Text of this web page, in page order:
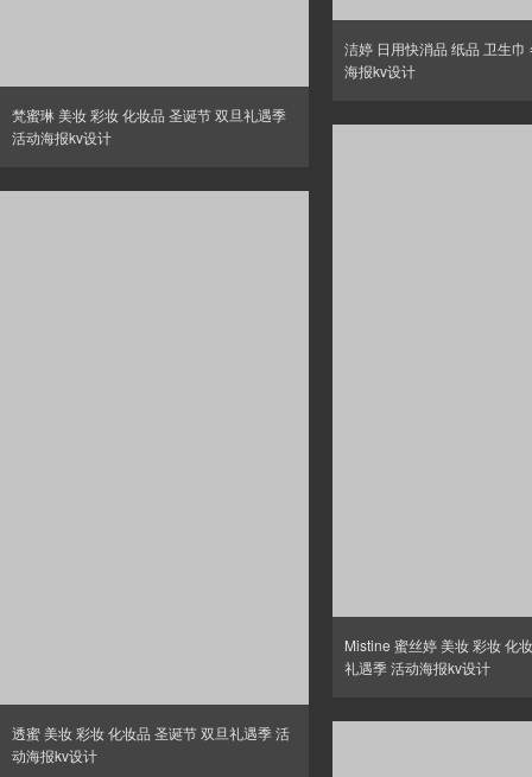
洁婷 日用快消品 纸品 卫生巾
海报kv设计
梵蜜琳 美妆 彩妆 化妆品 圣诞节 双旦礼遇季
活动海报kv设计
Mistine 蜜丝婷 美妆 彩妆 化
礼遇季 活动海报kv设计
透蜜 美妆 彩妆 化妆品 圣诞节 双旦礼遇季 活
动海报kv设计